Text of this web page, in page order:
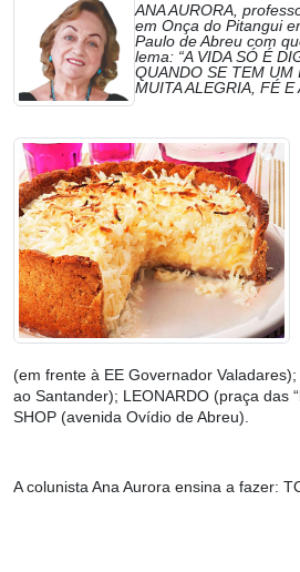
ANA AURORA,
em Onça do Pitangui
Paulo de Abreu com
lema: “A VIDA SÓ É
QUANDO SE TEM UM
MUITA ALEGRIA, FÉ E
(em frente à EE Governador
ao Santander); LEONARDO (praça das
SHOP (avenida Ovídio de Abreu).
A colunista Ana Aurora ensina a fazer: